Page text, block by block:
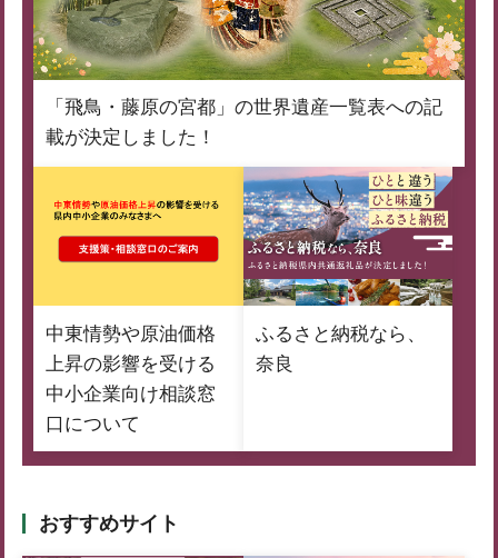
「飛鳥・藤原の宮都」の世界遺産一覧表への記
載が決定しました！
中東情勢や原油価格
上昇の影響を受ける
中小企業向け相談窓
口について
ふるさと納税なら、
奈良
おすすめサイト